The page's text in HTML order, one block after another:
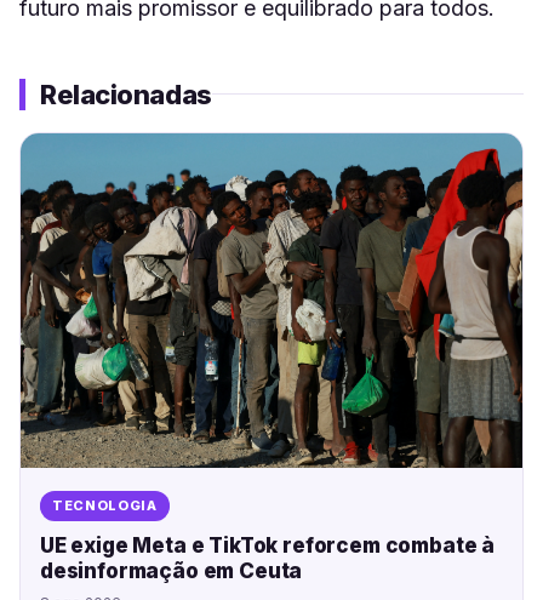
futuro mais promissor e equilibrado para todos.
Relacionadas
TECNOLOGIA
UE exige Meta e TikTok reforcem combate à
desinformação em Ceuta